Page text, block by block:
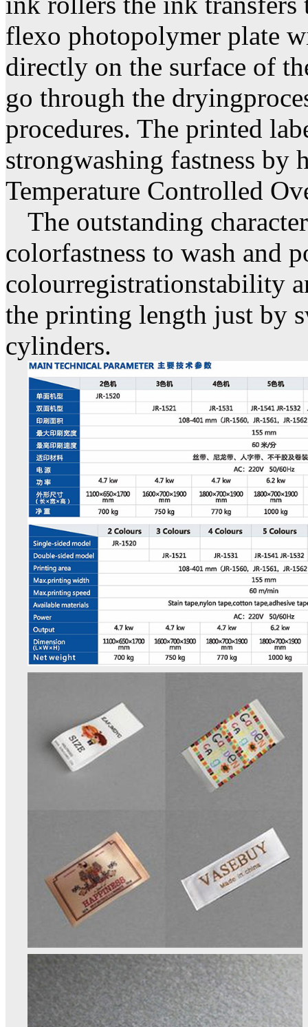
flexo photopolymer plate
directly on the surface of
go through the
procedures. The printed
strongwashing fastness by
Temperature Controlled
The outstanding
colorfastness to wash and
colourregistrationstability
the printing length just by
cylinders.